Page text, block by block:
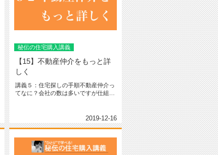
秘伝の住宅購入講義
【15】不動産仲介をもっと詳
しく
講義５：住宅探しの手順不動産仲介っ
てなに？会社の数は多いですが仕組み
2019-12-16